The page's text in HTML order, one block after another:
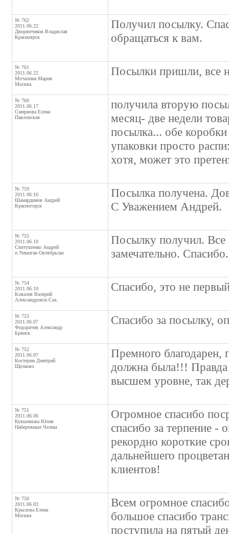
№ 762
2011.06.22
Дворянчиков Владислав
Красноярск
Получил посылку.
обращаться к вам.
№ 761
2011.06.22
Мочалина Мария
Москва
Посылки пришли, все
№ 760
2011.06.17
Смирнова Елена
Павловская
получила вторую
месяц- две недели
посылка... обе
упаковки просто
хотя, может это
№ 759
2011.06.16
Шамардинов Андрей
Красногорск
Посылка получена.
С Уважением Андрей.
№ 755
2011.06.10
Святушенко Андрей
п.Унъюган Октябрьско
Посылку получил. Все
замечательно. Спасибо.
№ 754
2011.06.10
Ковалев Валерий
Александровск-Сах.
Спасибо, это не
№ 753
2011.06.07
Федоричев Александр
Брянск
Спасибо за посылку,
№ 752
2011.06.07
Костерин Дмитрий
Щелково
Премного благодарен,
должна была!!! Правда
высшем уровне, так
№ 751
2011.06.06
Кувшинова Юлия
Набережные Челны
Огромное спасибо
спасибо за терпение -
рекордно короткие
дальнейшего
клиентов!
№ 750
2011.06.03
Крылова Елена
Москва
Всем огромное
большое спасибо
поступила на пятый